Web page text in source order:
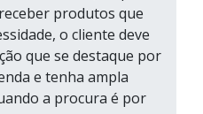
produtos que
o cliente deve
que se destaque por
e tenha ampla
a procura é por